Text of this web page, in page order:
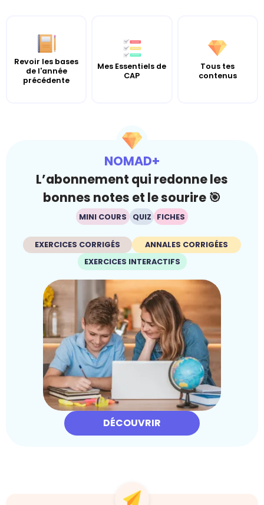
Revoir les bases
de l'année
précédente
Mes Essentiels de
CAP
Tous tes
contenus
NOMAD+
L’abonnement qui redonne les
bonnes notes et le sourire 🎯
MINI COURS QUIZ FICHES
EXERCICES CORRIGÉS
ANNALES CORRIGÉES
EXERCICES INTERACTIFS
DÉCOUVRIR